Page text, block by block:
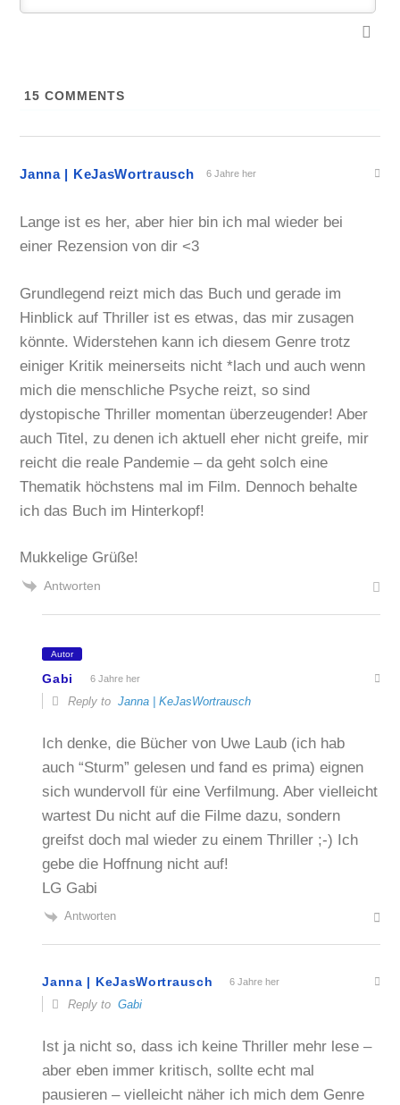
15 COMMENTS
Janna | KeJasWortrausch 6 Jahre her
Lange ist es her, aber hier bin ich mal wieder bei
einer Rezension von dir <3
Grundlegend reizt mich das Buch und gerade im
Hinblick auf Thriller ist es etwas, das mir zusagen
könnte. Widerstehen kann ich diesem Genre trotz
einiger Kritik meinerseits nicht *lach und auch wenn
mich die menschliche Psyche reizt, so sind
dystopische Thriller momentan überzeugender! Aber
auch Titel, zu denen ich aktuell eher nicht greife, mir
reicht die reale Pandemie – da geht solch eine
Thematik höchstens mal im Film. Dennoch behalte
ich das Buch im Hinterkopf!
Mukkelige Grüße!
Antworten
Autor
Gabi 6 Jahre her
Reply toJanna | KeJasWortrausch
Ich denke, die Bücher von Uwe Laub (ich hab
auch “Sturm” gelesen und fand es prima) eignen
sich wundervoll für eine Verfilmung. Aber vielleicht
wartest Du nicht auf die Filme dazu, sondern
greifst doch mal wieder zu einem Thriller ;-) Ich
gebe die Hoffnung nicht auf!
LG Gabi
Antworten
Janna | KeJasWortrausch 6 Jahre her
Reply toGabi
Ist ja nicht so, dass ich keine Thriller mehr lese –
aber eben immer kritisch, sollte echt mal
pausieren – vielleicht näher ich mich dem Genre